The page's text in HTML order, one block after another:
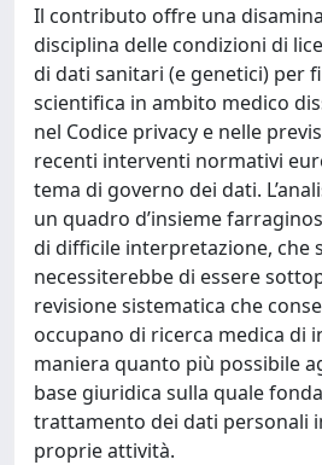
Il contributo offre una
disciplina delle condizioni di
di dati sanitari (e genetici) per
scientifica in ambito medico
nel Codice privacy e nelle
recenti interventi normativi
tema di governo dei dati.
un quadro d’insieme
di difficile interpretazione, che
necessiterebbe di essere
revisione sistematica che
occupano di ricerca medica di
maniera quanto più possibile
base giuridica sulla quale
trattamento dei dati personali
proprie attività.